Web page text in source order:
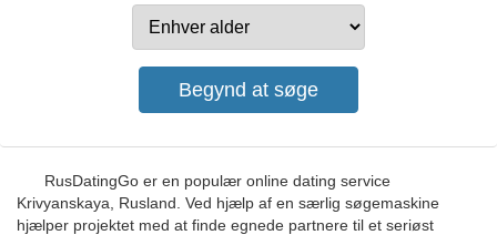
RusDatingGo er en populær online dating service
Krivyanskaya, Rusland. Ved hjælp af en særlig søgemaskine
hjælper projektet med at finde egnede partnere til et seriøst